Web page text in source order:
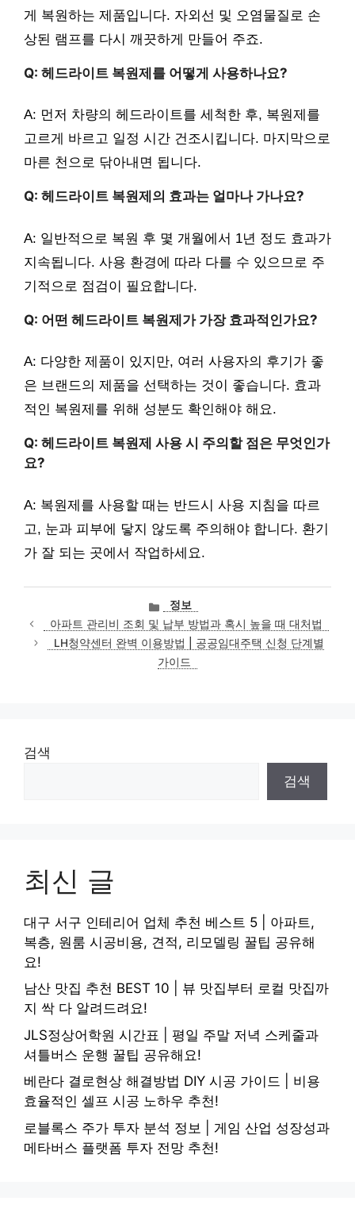
게 복원하는 제품입니다. 자외선 및 오염물질로 손
상된 램프를 다시 깨끗하게 만들어 주죠.
Q: 헤드라이트 복원제를 어떻게 사용하나요?
A: 먼저 차량의 헤드라이트를 세척한 후, 복원제를
고르게 바르고 일정 시간 건조시킵니다. 마지막으로
마른 천으로 닦아내면 됩니다.
Q: 헤드라이트 복원제의 효과는 얼마나 가나요?
A: 일반적으로 복원 후 몇 개월에서 1년 정도 효과가
지속됩니다. 사용 환경에 따라 다를 수 있으므로 주
기적으로 점검이 필요합니다.
Q: 어떤 헤드라이트 복원제가 가장 효과적인가요?
A: 다양한 제품이 있지만, 여러 사용자의 후기가 좋
은 브랜드의 제품을 선택하는 것이 좋습니다. 효과
적인 복원제를 위해 성분도 확인해야 해요.
Q: 헤드라이트 복원제 사용 시 주의할 점은 무엇인가
요?
A: 복원제를 사용할 때는 반드시 사용 지침을 따르
고, 눈과 피부에 닿지 않도록 주의해야 합니다. 환기
가 잘 되는 곳에서 작업하세요.
카
테
고
리
정보
아파트 관리비 조회 및 납부 방법과 혹시 높을 때 대처법
LH청약센터 완벽 이용방법 | 공공임대주택 신청 단계별
가이드
검색
검색
최신 글
대구 서구 인테리어 업체 추천 베스트 5 | 아파트,
복층, 원룸 시공비용, 견적, 리모델링 꿀팁 공유해
요!
남산 맛집 추천 BEST 10 | 뷰 맛집부터 로컬 맛집까
지 싹 다 알려드려요!
JLS정상어학원 시간표 | 평일 주말 저녁 스케줄과
셔틀버스 운행 꿀팁 공유해요!
베란다 결로현상 해결방법 DIY 시공 가이드 | 비용
효율적인 셀프 시공 노하우 추천!
로블록스 주가 투자 분석 정보 | 게임 산업 성장성과
메타버스 플랫폼 투자 전망 추천!